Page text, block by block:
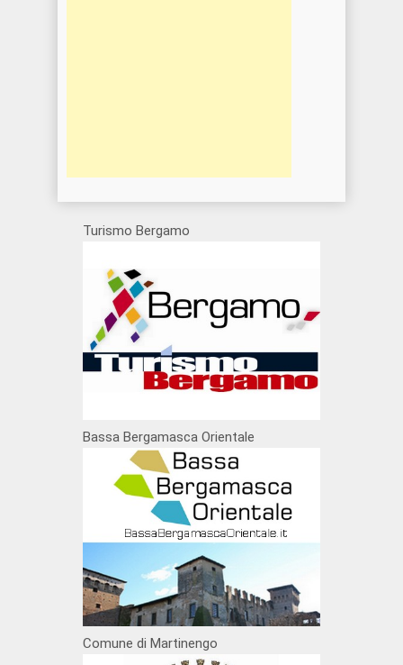
Turismo Bergamo
Bassa Bergamasca Orientale
Comune di Martinengo